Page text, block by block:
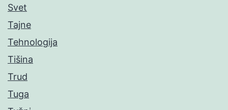
Svet
Tajne
Tehnologija
Tišina
Trud
Tuga